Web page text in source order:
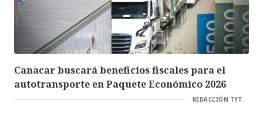
Canacar buscará beneficios fiscales para el
autotransporte en Paquete Económico 2026
REDACCIÓN TYT